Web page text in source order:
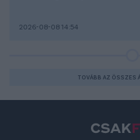
2026-08-08 14:54
TOVÁBB AZ ÖSSZES